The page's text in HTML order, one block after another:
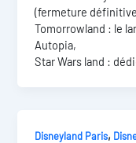
(fermeture
Tomorrowland : le
Autopia,
Star Wars land :
Disneyland Paris,